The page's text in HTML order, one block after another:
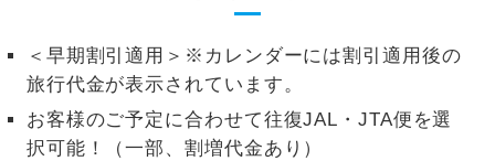
＜早期割引適用＞※カレンダーには割引適用後の
旅行代金が表示されています。
お客様のご予定に合わせて往復JAL・JTA便を選
択可能！（一部、割増代金あり）
ホン
をじっくり聞くことができます。
1名様催行
す。